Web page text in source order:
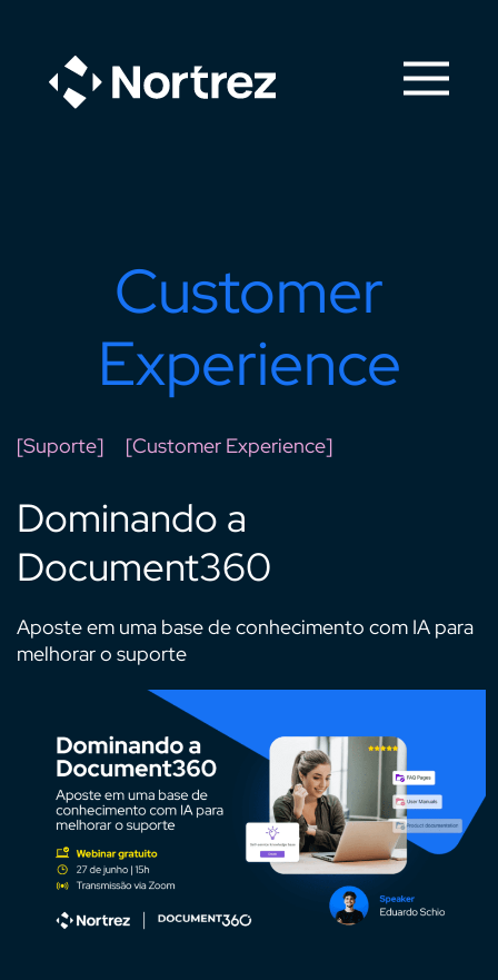
Customer
Experience
[Suporte] [Customer Experience]
Dominando a
Document360
Aposte em uma base de conhecimento com IA para
melhorar o suporte